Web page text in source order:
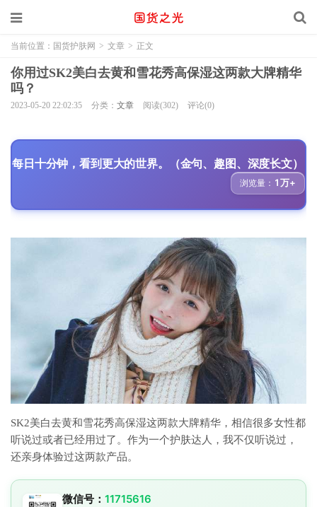
当前位置： 国货护肤网 > 文章 > 正文
你用过SK2美白去黄和雪花秀高保湿这两款大牌精华
吗？
2023-05-20 22:02:35 分类： 文章 阅读(302) 评论(0)
每日十分钟，看到更大的世界。（金句、趣图、深度长文）
浏览量： 1万+
SK2美白去黄和雪花秀高保湿这两款大牌精华，相信很多女性都
听说过或者已经用过了。作为一个护肤达人，我不仅听说过，
还亲身体验过这两款产品。
微信号： 11715616